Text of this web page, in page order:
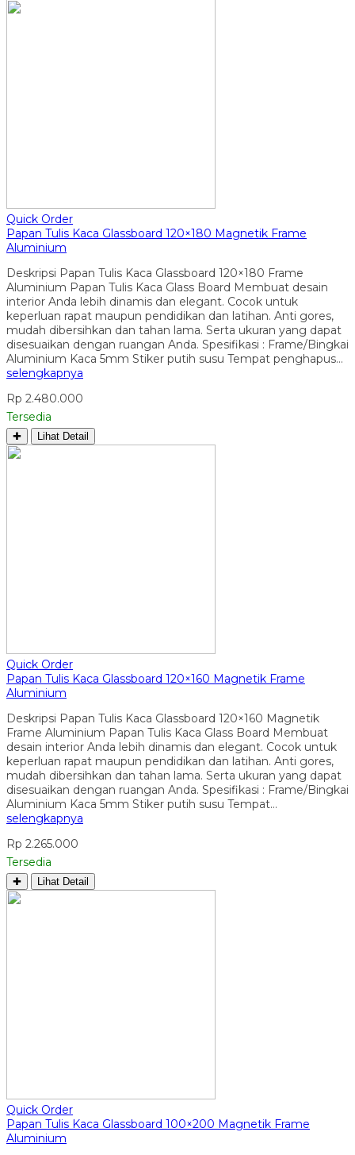
Quick Order
Papan Tulis Kaca Glassboard 120×180 Magnetik Frame
Aluminium
Deskripsi Papan Tulis Kaca Glassboard 120×180 Frame
Aluminium Papan Tulis Kaca Glass Board Membuat desain
interior Anda lebih dinamis dan elegant. Cocok untuk
keperluan rapat maupun pendidikan dan latihan. Anti gores,
mudah dibersihkan dan tahan lama. Serta ukuran yang dapat
disesuaikan dengan ruangan Anda. Spesifikasi : Frame/Bingkai
Aluminium Kaca 5mm Stiker putih susu Tempat penghapus…
selengkapnya
Rp 2.480.000
Tersedia
✚ Lihat Detail
Quick Order
Papan Tulis Kaca Glassboard 120×160 Magnetik Frame
Aluminium
Deskripsi Papan Tulis Kaca Glassboard 120×160 Magnetik
Frame Aluminium Papan Tulis Kaca Glass Board Membuat
desain interior Anda lebih dinamis dan elegant. Cocok untuk
keperluan rapat maupun pendidikan dan latihan. Anti gores,
mudah dibersihkan dan tahan lama. Serta ukuran yang dapat
disesuaikan dengan ruangan Anda. Spesifikasi : Frame/Bingkai
Aluminium Kaca 5mm Stiker putih susu Tempat…
selengkapnya
Rp 2.265.000
Tersedia
✚ Lihat Detail
Quick Order
Papan Tulis Kaca Glassboard 100×200 Magnetik Frame
Aluminium